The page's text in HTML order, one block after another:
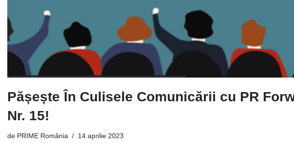
Pășește În Culisele Comunicării cu PR
Nr. 15!
de PRIME România 14 aprilie 2023